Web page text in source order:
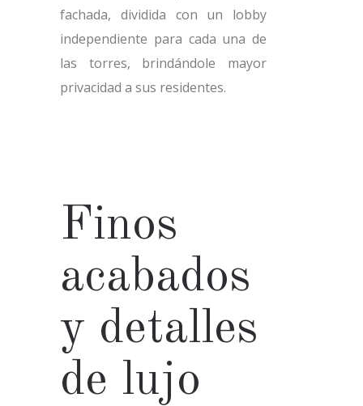
fachada, dividida con un lobby
independiente para cada una de
las torres, brindándole mayor
privacidad a sus residentes.
Finos
acabados
y detalles
de lujo